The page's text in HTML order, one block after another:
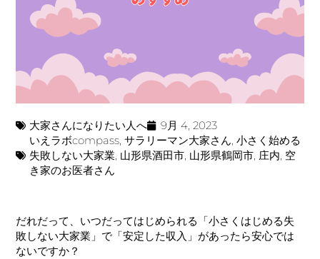
大家さんになりたい人へ
9月 4, 2023
いえラボcompass,サラリーマン大家さん,小さく始める
失敗しない大家業, 山形県酒田市, 山形県鶴岡市, 庄内, 空
き家のお医者さん
だれだって、いつだってはじめられる「小さくはじめる失
敗しない大家業」で「安定した収入」があったら安心では
ないですか？